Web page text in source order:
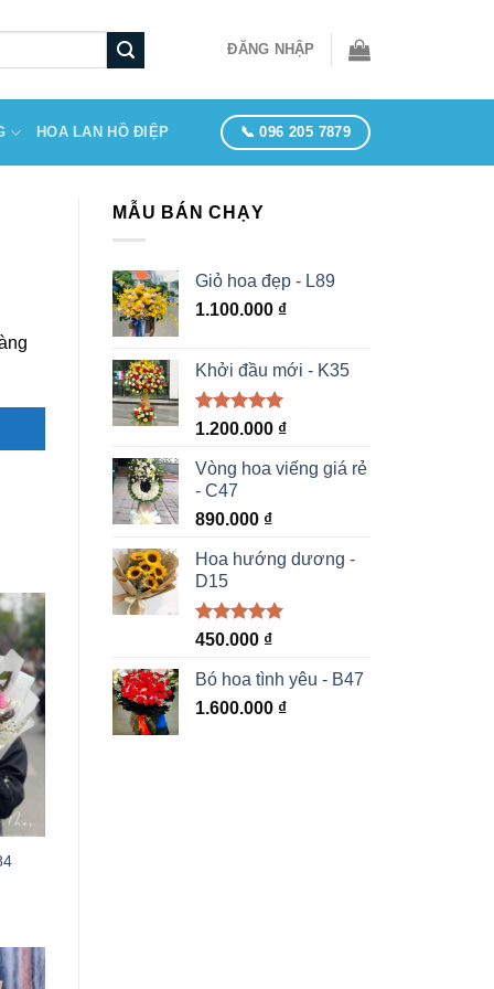
ĐĂNG NHẬP
HOA LAN HỒ ĐIỆP 📞 096 205 7879
MẪU BÁN CHẠY
Giỏ hoa đẹp - L89
1.100.000 ₫
Khởi đầu mới - K35
Được xếp
5 sao
1.200.000 ₫
Vòng hoa viếng giá rẻ
- C47
890.000 ₫
Hoa hướng dương -
D15
Được xếp
5 sao
450.000 ₫
Bó hoa tình yêu - B47
1.600.000 ₫